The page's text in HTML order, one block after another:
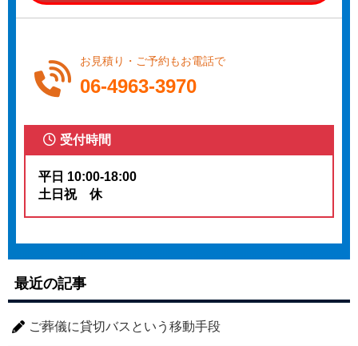
お見積り・ご予約もお電話で
06-4963-3970
受付時間
平日 10:00-18:00
土日祝 休
最近の記事
ご葬儀に貸切バスという移動手段